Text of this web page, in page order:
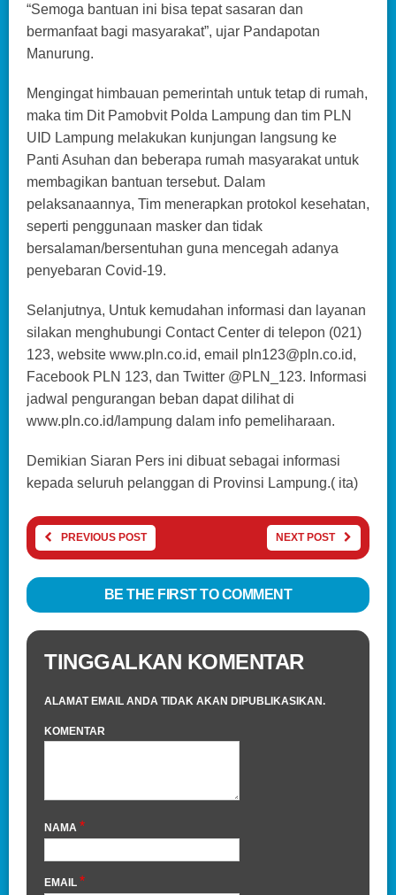
“Semoga bantuan ini bisa tepat sasaran dan
bermanfaat bagi masyarakat”, ujar Pandapotan
Manurung.
Mengingat himbauan pemerintah untuk tetap di rumah,
maka tim Dit Pamobvit Polda Lampung dan tim PLN
UID Lampung melakukan kunjungan langsung ke
Panti Asuhan dan beberapa rumah masyarakat untuk
membagikan bantuan tersebut. Dalam
pelaksanaannya, Tim menerapkan protokol kesehatan,
seperti penggunaan masker dan tidak
bersalaman/bersentuhan guna mencegah adanya
penyebaran Covid-19.
Selanjutnya, Untuk kemudahan informasi dan layanan
silakan menghubungi Contact Center di telepon (021)
123, website www.pln.co.id, email pln123@pln.co.id,
Facebook PLN 123, dan Twitter @PLN_123. Informasi
jadwal pengurangan beban dapat dilihat di
www.pln.co.id/lampung dalam info pemeliharaan.
Demikian Siaran Pers ini dibuat sebagai informasi
kepada seluruh pelanggan di Provinsi Lampung.( ita)
PREVIOUS POST NEXT POST
BE THE FIRST TO COMMENT
TINGGALKAN KOMENTAR
ALAMAT EMAIL ANDA TIDAK AKAN DIPUBLIKASIKAN.
KOMENTAR
NAMA *
EMAIL *